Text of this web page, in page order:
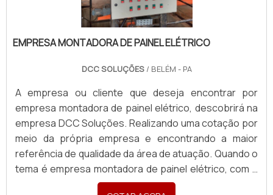
EMPRESA MONTADORA DE PAINEL ELÉTRICO
DCC SOLUÇÕES/ BELÉM - PA
A empresa ou cliente que deseja encontrar por
empresa montadora de painel elétrico, descobrirá na
empresa DCC Soluções. Realizando uma cotação por
meio da própria empresa e encontrando a maior
referência de qualidade da área de atuação. Quando o
tema é empresa montadora de painel elétrico, com a
DCC Soluções encontrará precisão com atendimento